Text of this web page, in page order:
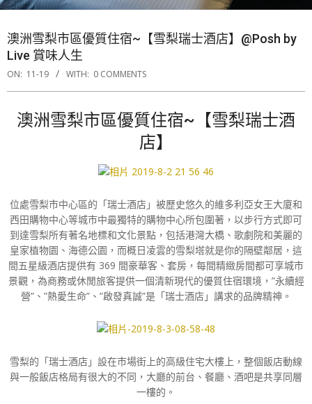
澳洲雪梨市區優質住宿~【雪梨瑞士酒店】@Posh by
Live 賞味人生
ON: 11-19 WITH: 0 COMMENTS
澳洲雪梨市區優質住宿~【雪梨瑞士酒
店】
位處雪梨市中心區的「瑞士酒店」被歷史悠久的維多利亞女王大廈和
西田購物中心等城市中最獨特的購物中心所包圍著，以步行方式即可
到達雪梨所有著名地標和文化景點，包括港灣大橋、歌劇院和美麗的
皇家植物園、海德公園，而概日凌雲的雪梨塔就是你的隔壁鄰居，這
間五星級酒店提供有 369 間豪華客、套房，每間精緻房間都可享城市
景觀，為商務或休閒旅客提供一個清新現代的優質住宿環境，”永續經
營”、”熱愛生命”、”啟發真誠”是「瑞士酒店」講求的品牌精神。
雪梨的「瑞士酒店」設在市場街上的高級住宅大樓上，整個飯店動線
與一般飯店格局有很大的不同，大廳的前台、餐廳、酒吧是共享同層
一樓的。